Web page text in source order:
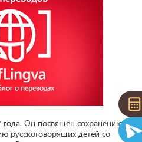
года. Он посвящен сохранению
русскоговорящих детей со